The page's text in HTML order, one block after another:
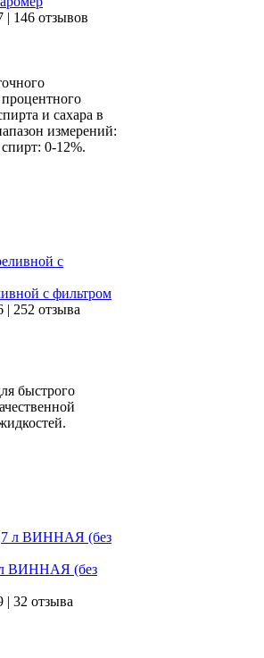
| 146 отзывов
и сахара в
измерений:
0-12%.
с фильтром
| 252 отзыва
быстрого
л ВИННАЯ (без
| 32 отзыва